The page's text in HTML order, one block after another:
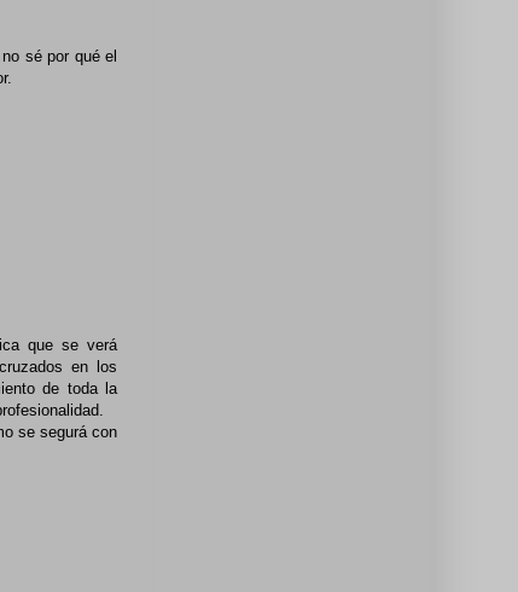
sé por qué el
que se verá
en los
de toda la
se segurá con